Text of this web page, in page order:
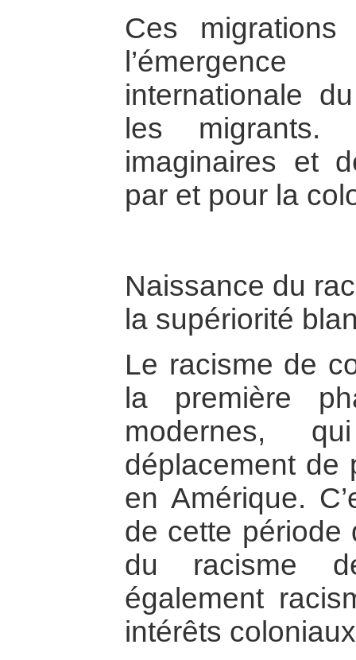
Ces
internationale
les migrants.
imaginaires et
par et pour la
Naissance du
la supériorité
Le racisme de
la première
modernes,
déplacement de
en Amérique.
de cette période
du racisme
également
intérêts